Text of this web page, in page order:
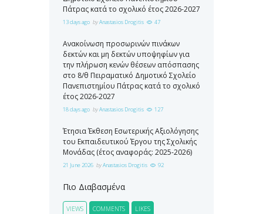
Πάτρας κατά το σχολικό έτος 2026-2027
13 days ago byAnastasios Drogitis 47
Ανακοίνωση προσωρινών πινάκων
δεκτών και μη δεκτών υποψηφίων για
την πλήρωση κενών θέσεων απόσπασης
στο 8/θ Πειραματικό Δημοτικό Σχολείο
Πανεπιστημίου Πάτρας κατά το σχολικό
έτος 2026-2027
18 days ago byAnastasios Drogitis 127
Έτησια Έκθεση Εσωτερικής Αξιολόγησης
του Εκπαιδευτικού Έργου της Σχολικής
Μονάδας (έτος αναφοράς: 2025-2026)
21 June 2026 byAnastasios Drogitis 92
Πιο Διαβασμένα
VIEWS COMMENTS LIKES